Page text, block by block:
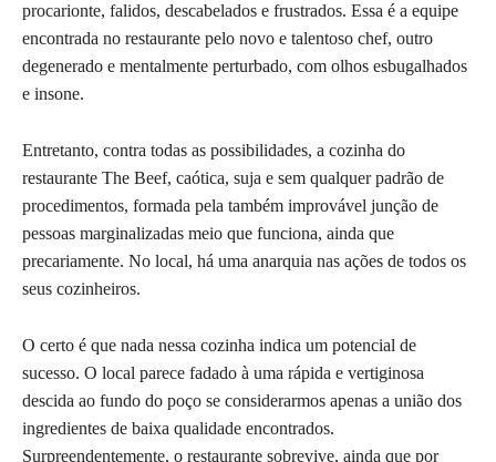
procarionte, falidos, descabelados e frustrados. Essa é a equipe
encontrada no restaurante pelo novo e talentoso chef, outro
degenerado e mentalmente perturbado, com olhos esbugalhados
e insone.
Entretanto, contra todas as possibilidades, a cozinha do
restaurante The Beef, caótica, suja e sem qualquer padrão de
procedimentos, formada pela também improvável junção de
pessoas marginalizadas meio que funciona, ainda que
precariamente. No local, há uma anarquia nas ações de todos os
seus cozinheiros.
O certo é que nada nessa cozinha indica um potencial de
sucesso. O local parece fadado à uma rápida e vertiginosa
descida ao fundo do poço se considerarmos apenas a união dos
ingredientes de baixa qualidade encontrados.
Surpreendentemente, o restaurante sobrevive, ainda que por